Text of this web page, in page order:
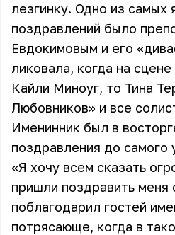
лезгинку. Одно из самых
поздравлений было
Евдокимовым и его
ликовала, когда на
Кайли Миноуг, то Тина
Любовников» и все
Именинник был в
поздравления до самого
«Я хочу всем сказать
пришли поздравить
поблагодарил гостей
потрясающе, когда в